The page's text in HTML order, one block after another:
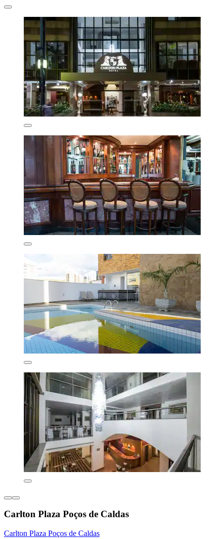
Carlton Plaza Poços de Caldas
Carlton Plaza Poços de Caldas